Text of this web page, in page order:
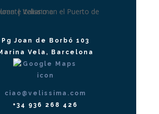
Pg Joan de Borbó 103
Vela, Barcelona
ciao@velissima.com
+34 936 268 426